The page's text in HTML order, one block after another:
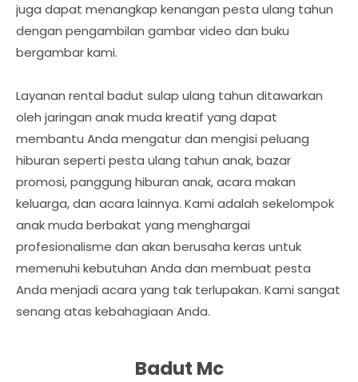
juga dapat menangkap kenangan pesta ulang tahun
dengan pengambilan gambar video dan buku
bergambar kami.
Layanan rental badut sulap ulang tahun ditawarkan
oleh jaringan anak muda kreatif yang dapat
membantu Anda mengatur dan mengisi peluang
hiburan seperti pesta ulang tahun anak, bazar
promosi, panggung hiburan anak, acara makan
keluarga, dan acara lainnya. Kami adalah sekelompok
anak muda berbakat yang menghargai
profesionalisme dan akan berusaha keras untuk
memenuhi kebutuhan Anda dan membuat pesta
Anda menjadi acara yang tak terlupakan. Kami sangat
senang atas kebahagiaan Anda.
Badut Mc